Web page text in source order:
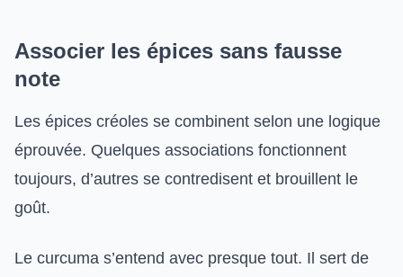
Associer les épices sans fausse
note
Les épices créoles se combinent selon une logique
éprouvée. Quelques associations fonctionnent
toujours, d’autres se contredisent et brouillent le
goût.
Le curcuma s’entend avec presque tout. Il sert de